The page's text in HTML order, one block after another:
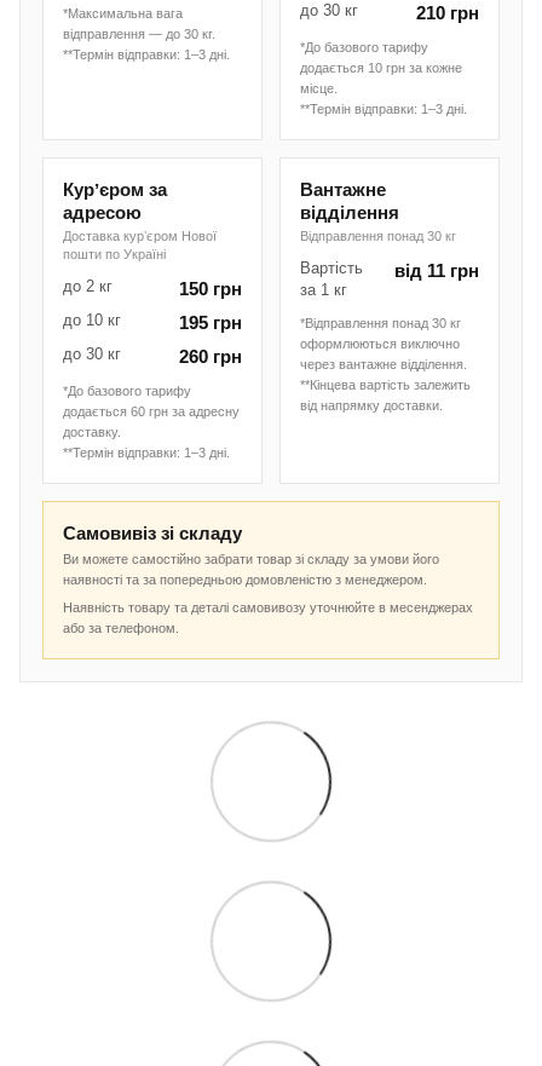
*Максимальна вага
відправлення — до 30 кг.
**Термін відправки: 1–3 дні.
до 30 кг 210 грн
*До базового тарифу
додається 10 грн за кожне
місце.
**Термін відправки: 1–3 дні.
Курʼєром за
адресою
Доставка курʼєром Нової
пошти по Україні
до 2 кг 150 грн
до 10 кг 195 грн
до 30 кг 260 грн
*До базового тарифу
додається 60 грн за адресну
доставку.
**Термін відправки: 1–3 дні.
Вантажне
відділення
Відправлення понад 30 кг
Вартість
за 1 кг
від 11 грн
*Відправлення понад 30 кг
оформлюються виключно
через вантажне відділення.
**Кінцева вартість залежить
від напрямку доставки.
Самовивіз зі складу
Ви можете самостійно забрати товар зі складу за умови його
наявності та за попередньою домовленістю з менеджером.
Наявність товару та деталі самовивозу уточнюйте в месенджерах
або за телефоном.